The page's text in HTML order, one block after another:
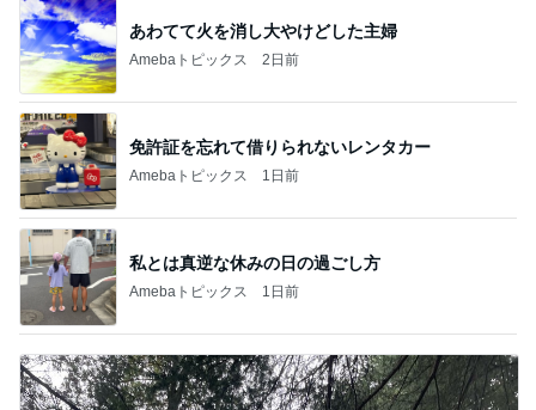
あわてて火を消し大やけどした主婦
Amebaトピックス 2日前
免許証を忘れて借りられないレンタカー
Amebaトピックス 1日前
私とは真逆な休みの日の過ごし方
Amebaトピックス 1日前